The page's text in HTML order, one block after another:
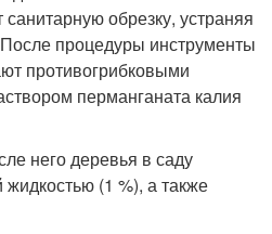
обрезку, устраняя
процедуры инструменты
противогрибковыми
перманганата калия
него деревья в саду
(1 %), а также